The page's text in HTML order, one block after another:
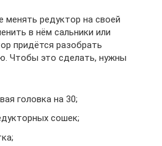
менять редуктор на своей
в нём сальники или
придётся разобрать
Чтобы это сделать, нужны
головка на 30;
сошек;